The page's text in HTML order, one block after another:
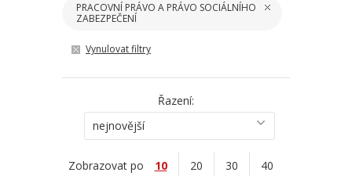
PRACOVNÍ PRÁVO A PRÁVO SOCIÁLNÍHO
ZABEZPEČENÍ
Vynulovat filtry
Řazení:
nejnovější
Zobrazovat po 10 20 30 40